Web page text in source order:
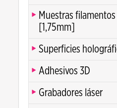
Muestras filamentos
[1,75mm]
Superficies
Adhesivos 3D
Grabadores láser